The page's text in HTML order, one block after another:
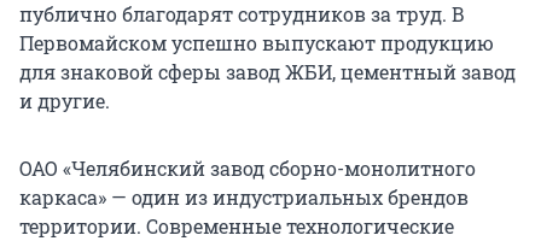
публично благодарят сотрудников за труд. В
Первомайском успешно выпускают продукцию
для знаковой сферы завод ЖБИ, цементный завод
и другие.
ОАО «Челябинский завод сборно-монолитного
каркаса» — один из индустриальных брендов
территории. Современные технологические